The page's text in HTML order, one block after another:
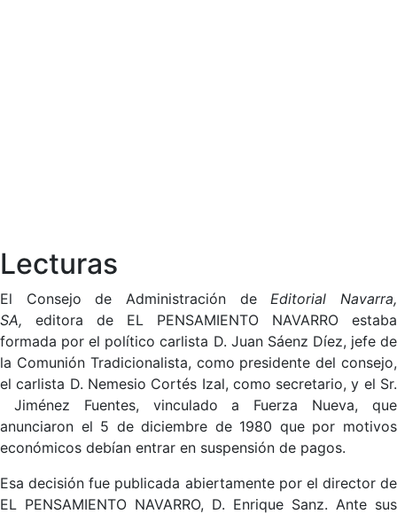
Lecturas
El Consejo de Administración deEditorial Navarra,
SA, editora de EL PENSAMIENTO NAVARRO estaba
formada por el político carlista D. Juan Sáenz Díez, jefe de
la Comunión Tradicionalista, como presidente del consejo,
el carlista D. Nemesio Cortés Izal, como secretario, y el Sr.
Jiménez Fuentes, vinculado a Fuerza Nueva, que
anunciaron el 5 de diciembre de 1980 que por motivos
económicos debían entrar en suspensión de pagos.
Esa decisión fue publicada abiertamente por el director de
EL PENSAMIENTO NAVARRO, D. Enrique Sanz. Ante sus